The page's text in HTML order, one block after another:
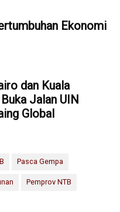
Ekonomi
dan Kuala
Jalan UIN
Global
Pasca Gempa
Pemprov NTB